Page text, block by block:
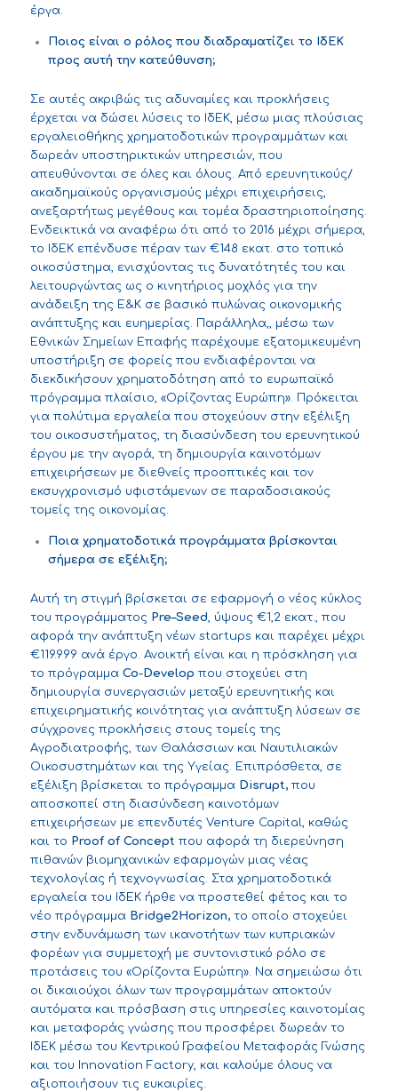
έργα.
Ποιος είναι ο ρόλος που διαδραματίζει το ΙδΕΚ
προς αυτή την κατεύθυνση;
Σε αυτές ακριβώς τις αδυναμίες και προκλήσεις
έρχεται να δώσει λύσεις το ΙδΕΚ, μέσω μιας πλούσιας
εργαλειοθήκης χρηματοδοτικών προγραμμάτων και
δωρεάν υποστηρικτικών υπηρεσιών, που
απευθύνονται σε όλες και όλους. Από ερευνητικούς/
ακαδημαϊκούς οργανισμούς μέχρι επιχειρήσεις,
ανεξαρτήτως μεγέθους και τομέα δραστηριοποίησης.
Ενδεικτικά να αναφέρω ότι από το 2016 μέχρι σήμερα,
το ΙδΕΚ επένδυσε πέραν των €148 εκατ. στο τοπικό
οικοσύστημα, ενισχύοντας τις δυνατότητές του και
λειτουργώντας ως ο κινητήριος μοχλός για την
ανάδειξη της Ε&Κ σε βασικό πυλώνας οικονομικής
ανάπτυξης και ευημερίας. Παράλληλα,, μέσω των
Εθνικών Σημείων Επαφής παρέχουμε εξατομικευμένη
υποστήριξη σε φορείς που ενδιαφέρονται να
διεκδικήσουν χρηματοδότηση από το ευρωπαϊκό
πρόγραμμα πλαίσιο, «Ορίζοντας Ευρώπη». Πρόκειται
για πολύτιμα εργαλεία που στοχεύουν στην εξέλιξη
του οικοσυστήματος, τη διασύνδεση του ερευνητικού
έργου με την αγορά, τη δημιουργία καινοτόμων
επιχειρήσεων με διεθνείς προοπτικές και τον
εκσυγχρονισμό υφιστάμενων σε παραδοσιακούς
τομείς της οικονομίας.
Ποια χρηματοδοτικά προγράμματα βρίσκονται
σήμερα σε εξέλιξη;
Αυτή τη στιγμή βρίσκεται σε εφαρμογή ο νέος κύκλος
του προγράμματος Pre–Seed, ύψους €1,2 εκατ., που
αφορά την ανάπτυξη νέων startups και παρέχει μέχρι
€119.999 ανά έργο. Ανοικτή είναι και η πρόσκληση για
το πρόγραμμα Co-Develop που στοχεύει στη
δημιουργία συνεργασιών μεταξύ ερευνητικής και
επιχειρηματικής κοινότητας για ανάπτυξη λύσεων σε
σύγχρονες προκλήσεις στους τομείς της
Αγροδιατροφής, των Θαλάσσιων και Ναυτιλιακών
Οικοσυστημάτων και της Υγείας. Επιπρόσθετα, σε
εξέλιξη βρίσκεται το πρόγραμμα Disrupt, που
αποσκοπεί στη διασύνδεση καινοτόμων
επιχειρήσεων με επενδυτές Venture Capital, καθώς
και το Proof of Concept που αφορά τη διερεύνηση
πιθανών βιομηχανικών εφαρμογών μιας νέας
τεχνολογίας ή τεχνογνωσίας. Στα χρηματοδοτικά
εργαλεία του ΙδΕΚ ήρθε να προστεθεί φέτος και το
νέο πρόγραμμα Bridge2Horizon, το οποίο στοχεύει
στην ενδυνάμωση των ικανοτήτων των κυπριακών
φορέων για συμμετοχή με συντονιστικό ρόλο σε
προτάσεις του «Ορίζοντα Ευρώπη». Να σημειώσω ότι
οι δικαιούχοι όλων των προγραμμάτων αποκτούν
αυτόματα και πρόσβαση στις υπηρεσίες καινοτομίας
και μεταφοράς γνώσης που προσφέρει δωρεάν το
ΙδΕΚ μέσω του Κεντρικού Γραφείου Μεταφοράς Γνώσης
και του Innovation Factory, και καλούμε όλους να
αξιοποιήσουν τις ευκαιρίες.